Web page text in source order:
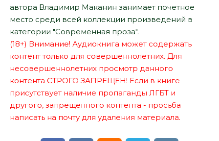
автора Владимир Маканин занимает почетное
место среди всей коллекции произведений в
категории "Современная проза".
(18+) Внимание! Аудиокнига может содержать
контент только для совершеннолетних. Для
несовершеннолетних просмотр данного
контента СТРОГО ЗАПРЕЩЕН! Если в книге
присутствует наличие пропаганды ЛГБТ и
другого, запрещенного контента - просьба
написать на почту для удаления материала.